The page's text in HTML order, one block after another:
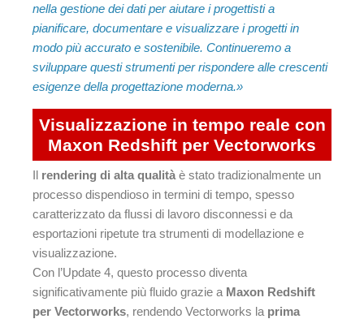
nella gestione dei dati per aiutare i progettisti a
pianificare, documentare e visualizzare i progetti in
modo più accurato e sostenibile. Continueremo a
sviluppare questi strumenti per rispondere alle crescenti
esigenze della progettazione moderna.»
Visualizzazione in tempo reale con
Maxon Redshift per Vectorworks
Il rendering di alta qualità è stato tradizionalmente un
processo dispendioso in termini di tempo, spesso
caratterizzato da flussi di lavoro disconnessi e da
esportazioni ripetute tra strumenti di modellazione e
visualizzazione.
Con l’Update 4, questo processo diventa
significativamente più fluido grazie a Maxon Redshift
per Vectorworks, rendendo Vectorworks la prima